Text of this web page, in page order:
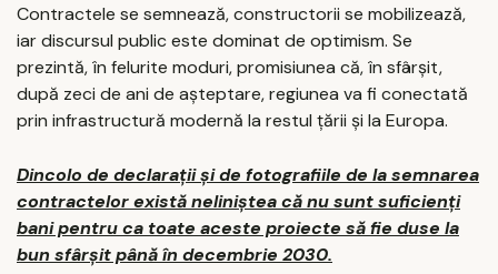
Contractele se semnează, constructorii se mobilizează,
iar discursul public este dominat de optimism. Se
prezintă, în felurite moduri, promisiunea că, în sfârșit,
după zeci de ani de așteptare, regiunea va fi conectată
prin infrastructură modernă la restul țării și la Europa.
Dincolo de declarații și de fotografiile de la semnarea
contractelor există neliniștea că nu sunt suficienți
bani pentru ca toate aceste proiecte să fie duse la
bun sfârșit până în decembrie 2030.